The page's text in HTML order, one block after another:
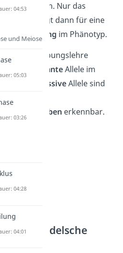
Allel durch. Nur das
Allel sorgt dann für eine
im Phänotyp.
In der Vererbungslehre
dominanteAllele im
RezessiveAllele sind
an
Kleinbuchstaben erkennbar.
2. Mendelsche
04:53
und Meiose
05:03
03:26
04:28
04:01